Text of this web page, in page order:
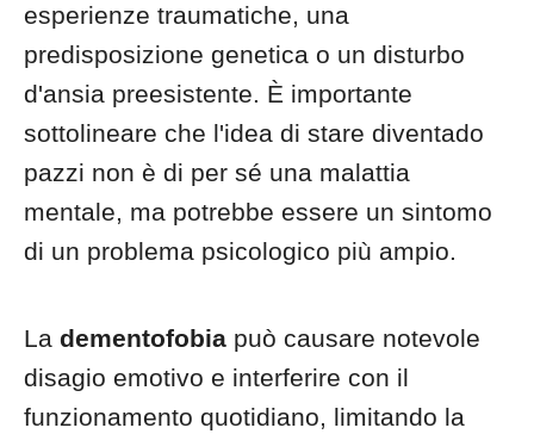
esperienze traumatiche, una
predisposizione genetica o un disturbo
d'ansia preesistente. È importante
sottolineare che l'idea di stare diventado
pazzi non è di per sé una malattia
mentale, ma potrebbe essere un sintomo
di un problema psicologico più ampio.
La dementofobia può causare notevole
disagio emotivo e interferire con il
funzionamento quotidiano, limitando la